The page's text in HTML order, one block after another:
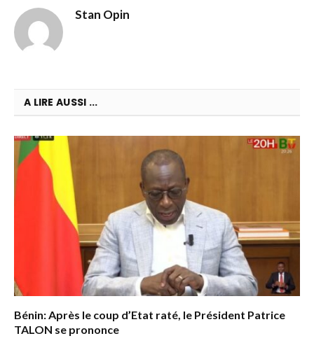
Stan Opin
A LIRE AUSSI ...
Bénin: Après le coup d’Etat raté, le Président Patrice
TALON se prononce